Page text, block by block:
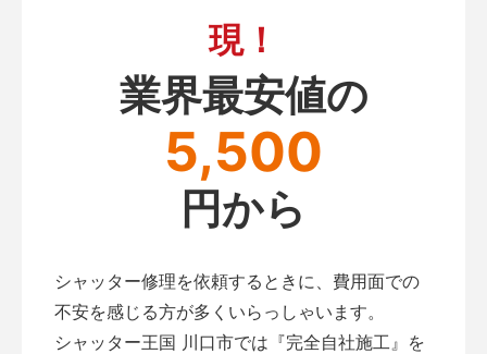
現！
業界最安値の
5,500
円から
シャッター修理を依頼するときに、費用面での
不安を感じる方が多くいらっしゃいます。
シャッター王国 川口市では『完全自社施工』を